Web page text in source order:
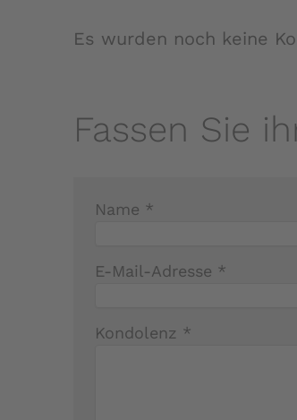
Es wurden noch keine
Fassen Sie
Name *
E-Mail-Adresse *
Kondolenz *